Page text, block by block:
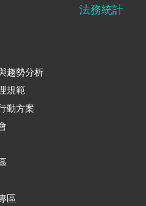
趨勢分析
規範
動方案
區
法務統計